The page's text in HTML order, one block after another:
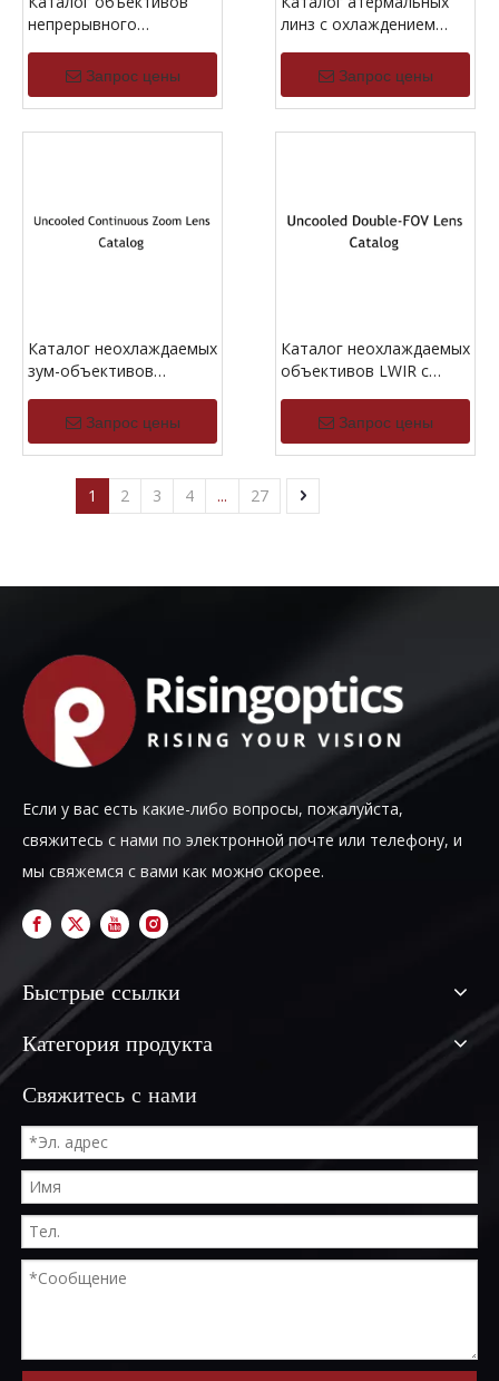
непрерывного
охлаждением MWIR
Запрос цены
линз с охлаждением
Запрос цены
Каталог неохлаждаемых
зум-объективов
Запрос цены
Каталог неохлаждаемых
объективов LWIR с
Запрос цены
1 2 3 4 ... 27
Если у вас есть какие-либо вопросы, пожалуйста,
свяжитесь с нами по электронной почте или телефону, и
мы свяжемся с вами как можно скорее.
Быстрые ссылки
Категория продукта
Свяжитесь с нами